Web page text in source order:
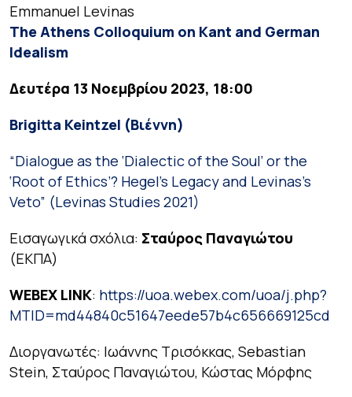
Emmanuel Levinas
The Athens Colloquium on Kant and German
Idealism
Δευτέρα 13 Νοεμβρίου 2023, 18:00
Brigitta Keintzel (Βιέννη)
“Dialogue as the ‘Dialectic of the Soul’ or the
‘Root of Ethics’? Hegel’s Legacy and Levinas’s
Veto” (Levinas Studies 2021)
Εισαγωγικά σχόλια: Σταύρος Παναγιώτου
(ΕΚΠΑ)
WEBEX LINK: https://uoa.webex.com/uoa/j.php?
MTID=md44840c51647eede57b4c656669125cd
Διοργανωτές: Ιωάννης Τρισόκκας, Sebastian
Stein, Σταύρος Παναγιώτου, Κώστας Μόρφης